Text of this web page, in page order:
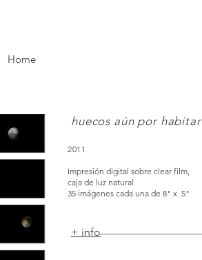
Home
huecos aún por habitar
2011
Impresión digital sobre clear film,
caja de luz natural
35 imágenes cada una de 8" x 5"
+ info